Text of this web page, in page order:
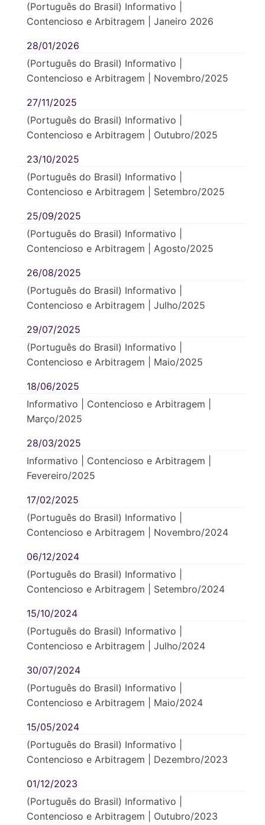
(Português do Brasil) Informativo |
Contencioso e Arbitragem | Janeiro 2026
28/01/2026
(Português do Brasil) Informativo |
Contencioso e Arbitragem | Novembro/2025
27/11/2025
(Português do Brasil) Informativo |
Contencioso e Arbitragem | Outubro/2025
23/10/2025
(Português do Brasil) Informativo |
Contencioso e Arbitragem | Setembro/2025
25/09/2025
(Português do Brasil) Informativo |
Contencioso e Arbitragem | Agosto/2025
26/08/2025
(Português do Brasil) Informativo |
Contencioso e Arbitragem | Julho/2025
29/07/2025
(Português do Brasil) Informativo |
Contencioso e Arbitragem | Maio/2025
18/06/2025
Informativo | Contencioso e Arbitragem |
Março/2025
28/03/2025
Informativo | Contencioso e Arbitragem |
Fevereiro/2025
17/02/2025
(Português do Brasil) Informativo |
Contencioso e Arbitragem | Novembro/2024
06/12/2024
(Português do Brasil) Informativo |
Contencioso e Arbitragem | Setembro/2024
15/10/2024
(Português do Brasil) Informativo |
Contencioso e Arbitragem | Julho/2024
30/07/2024
(Português do Brasil) Informativo |
Contencioso e Arbitragem | Maio/2024
15/05/2024
(Português do Brasil) Informativo |
Contencioso e Arbitragem | Dezembro/2023
01/12/2023
(Português do Brasil) Informativo |
Contencioso e Arbitragem | Outubro/2023